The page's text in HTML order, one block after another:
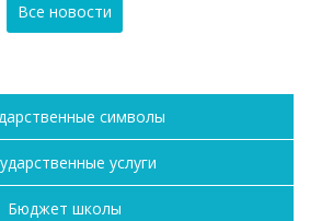
Все новости
символы
услуги
Бюджет школы